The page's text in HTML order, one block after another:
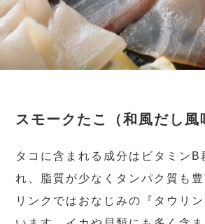
スモークたこ（和風だし風
タコに含まれる成分はビタミンB
れ、脂質が少なくタンパク質も
リンクではおなじみの『タウリ